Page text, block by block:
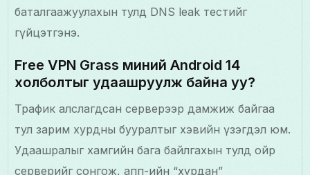
баталгаажуулахын тулд DNS leak тестийг
гүйцэтгэнэ.
Free VPN Grass миний Android 14
холболтыг удаашруулж байна уу?
Трафик алслагдсан серверээр дамжиж байгаа
тул зарим хурдны бууралтыг хэвийн үзэгдэл юм.
Удаашралыг хамгийн бага байлгахын тулд ойр
серверийг сонгож, апп-ийн “хурдан”